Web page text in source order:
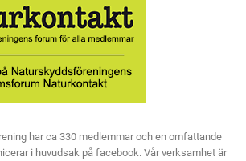
har ca 330 medlemmar och en omfattande
i huvudsak på facebook. Vår verksamhet är